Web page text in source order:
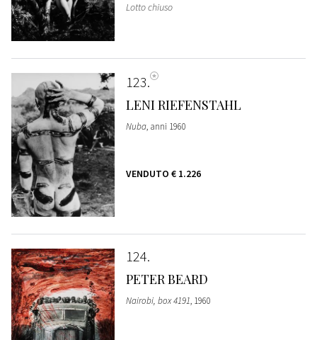
Lotto chiuso
123
LENI RIEFENSTAHL
Nuba, anni 1960
VENDUTO € 1.226
124
PETER BEARD
Nairobi, box 4191, 1960